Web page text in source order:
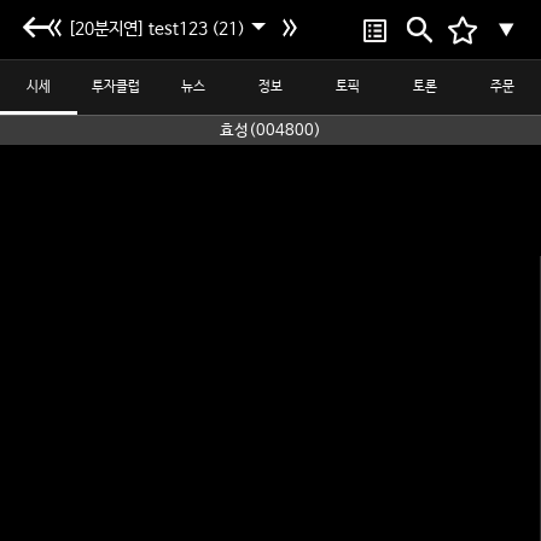
[20분지연] test123 (21) ▼
시세 투자클럽 뉴스 정보 토픽 토론 주문
효성(004800)